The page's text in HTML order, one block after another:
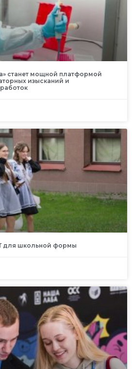
станет мощной платформой
изысканий и
для школьной формы